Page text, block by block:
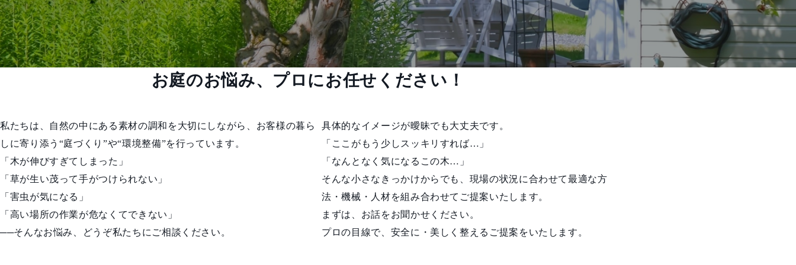
お庭のお悩み、プロにお任せください！
私たちは、自然の中にある素材の調和を大切にしながら、お客様の暮ら
しに寄り添う“庭づくり”や“環境整備”を行っています。
「木が伸びすぎてしまった」
「草が生い茂って手がつけられない」
「害虫が気になる」
「高い場所の作業が危なくてできない」
──そんなお悩み、どうぞ私たちにご相談ください。
具体的なイメージが曖昧でも大丈夫です。
「ここがもう少しスッキリすれば…」
「なんとなく気になるこの木…」
そんな小さなきっかけからでも、現場の状況に合わせて最適な方
法・機械・人材を組み合わせてご提案いたします。
まずは、お話をお聞かせください。
プロの目線で、安全に・美しく整えるご提案をいたします。